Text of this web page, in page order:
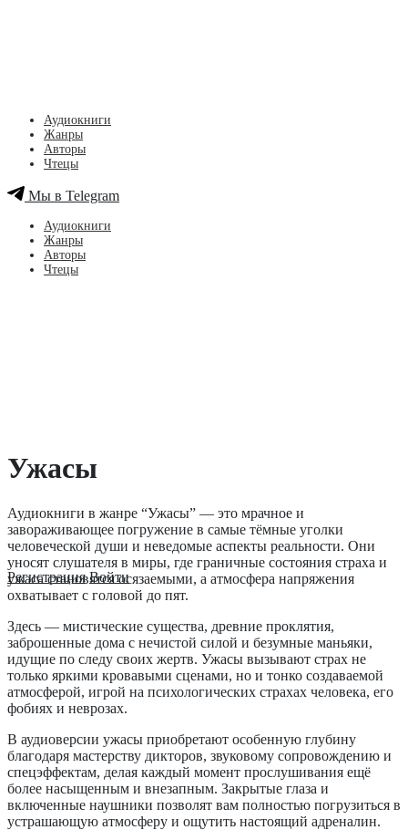
Регистрация Войти
Аудиокниги
Жанры
Авторы
Чтецы
Мы в Telegram
Аудиокниги
Жанры
Авторы
Чтецы
Ужасы
Аудиокниги в жанре “Ужасы” — это мрачное и
завораживающее погружение в самые тёмные уголки
человеческой души и неведомые аспекты реальности. Они
уносят слушателя в миры, где граничные состояния страха и
ужаса становятся осязаемыми, а атмосфера напряжения
охватывает с головой до пят.
Здесь — мистические существа, древние проклятия,
заброшенные дома с нечистой силой и безумные маньяки,
идущие по следу своих жертв. Ужасы вызывают страх не
только яркими кровавыми сценами, но и тонко создаваемой
атмосферой, игрой на психологических страхах человека, его
фобиях и неврозах.
В аудиоверсии ужасы приобретают особенную глубину
благодаря мастерству дикторов, звуковому сопровождению и
спецэффектам, делая каждый момент прослушивания ещё
более насыщенным и внезапным. Закрытые глаза и
включенные наушники позволят вам полностью погрузиться в
устрашающую атмосферу и ощутить настоящий адреналин.